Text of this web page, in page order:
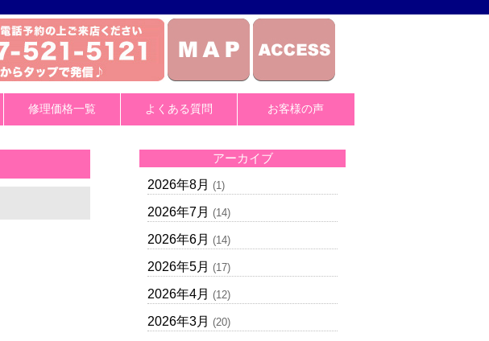
修理価格一覧 よくある質問 お客様の声
アーカイブ
2026年8月 (1)
2026年7月 (14)
2026年6月 (14)
2026年5月 (17)
2026年4月 (12)
2026年3月 (20)